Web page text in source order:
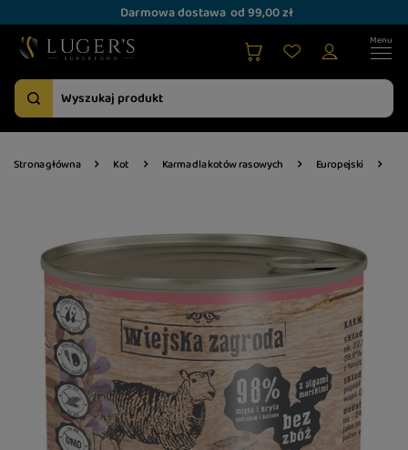
Darmowa dostawa od 99,00 zł
Strona główna Kot Karma dla kotów rasowych Europejski